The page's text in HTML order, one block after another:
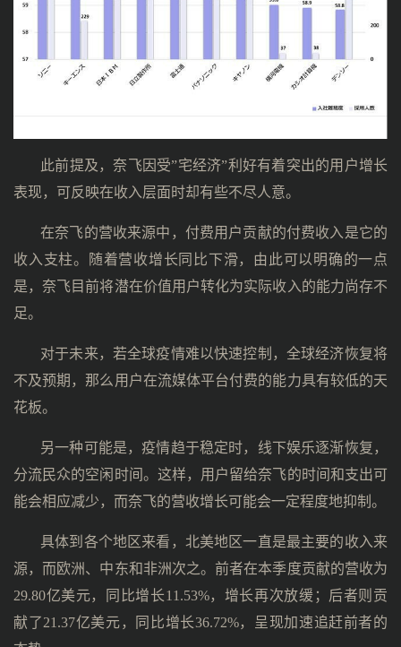
此前提及，奈飞因受”宅经济”利好有着突出的用户增长
表现，可反映在收入层面时却有些不尽人意。
在奈飞的营收来源中，付费用户贡献的付费收入是它的
收入支柱。随着营收增长同比下滑，由此可以明确的一点
是，奈飞目前将潜在价值用户转化为实际收入的能力尚存不
足。
对于未来，若全球疫情难以快速控制，全球经济恢复将
不及预期，那么用户在流媒体平台付费的能力具有较低的天
花板。
另一种可能是，疫情趋于稳定时，线下娱乐逐渐恢复，
分流民众的空闲时间。这样，用户留给奈飞的时间和支出可
能会相应减少，而奈飞的营收增长可能会一定程度地抑制。
具体到各个地区来看，北美地区一直是最主要的收入来
源，而欧洲、中东和非洲次之。前者在本季度贡献的营收为
29.80亿美元，同比增长11.53%，增长再次放缓；后者则贡
献了21.37亿美元，同比增长36.72%，呈现加速追赶前者的